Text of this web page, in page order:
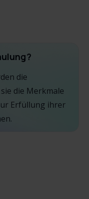
die
die Merkmale
Erfüllung ihrer